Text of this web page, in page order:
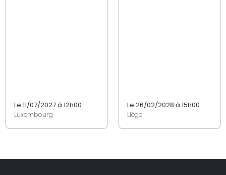
Le 11/07/2027 à 12h00
Luxembourg
Le 26/02/2028 à 15h00
Liège